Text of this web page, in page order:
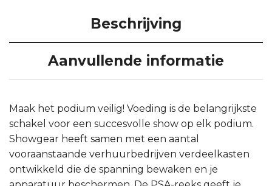
Beschrijving
Aanvullende informatie
Maak het podium veilig! Voeding is de belangrijkste
schakel voor een succesvolle show op elk podium.
Showgear heeft samen met een aantal
vooraanstaande verhuurbedrijven verdeelkasten
ontwikkeld die de spanning bewaken en je